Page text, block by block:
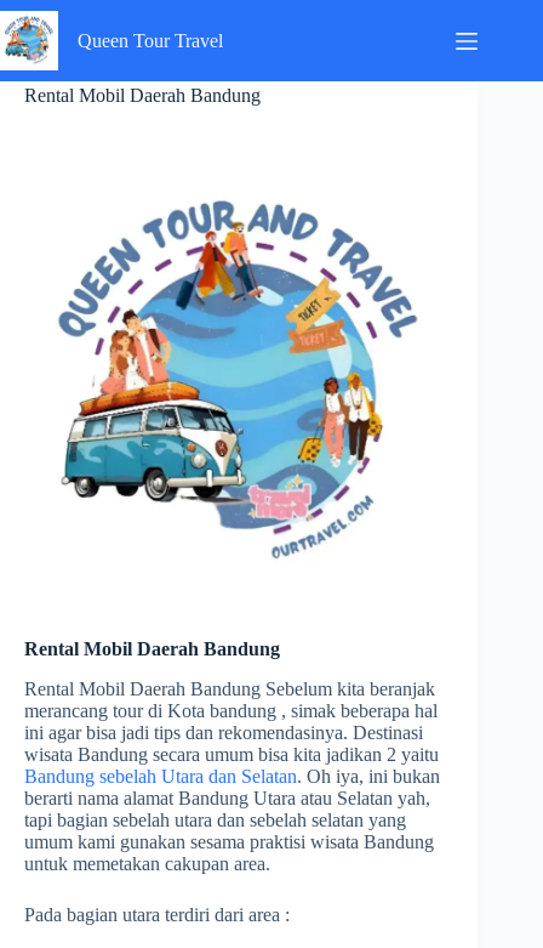
Skip
to
content
Queen Tour Travel
Rental Mobil Daerah Bandung
Rental Mobil Daerah Bandung
Rental Mobil Daerah Bandung Sebelum kita beranjak
merancang tour di Kota bandung , simak beberapa hal
ini agar bisa jadi tips dan rekomendasinya. Destinasi
wisata Bandung secara umum bisa kita jadikan 2 yaitu
Bandung sebelah Utara dan Selatan. Oh iya, ini bukan
berarti nama alamat Bandung Utara atau Selatan yah,
tapi bagian sebelah utara dan sebelah selatan yang
umum kami gunakan sesama praktisi wisata Bandung
untuk memetakan cakupan area.
Pada bagian utara terdiri dari area :